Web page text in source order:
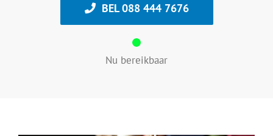
BEL 088 444 7676
Nu bereikbaar